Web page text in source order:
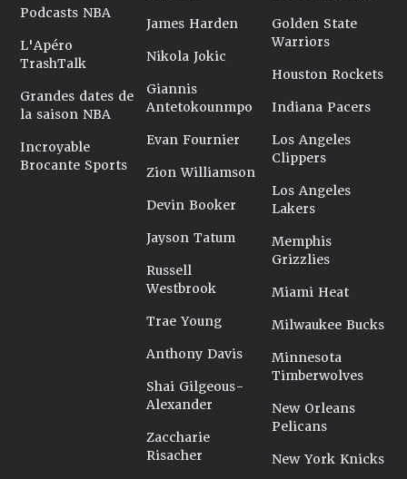
Podcasts NBA
L'Apéro
TrashTalk
Grandes dates de
la saison NBA
Incroyable
Brocante Sports
James Harden
Nikola Jokic
Giannis
Antetokounmpo
Evan Fournier
Zion Williamson
Devin Booker
Jayson Tatum
Russell
Westbrook
Trae Young
Anthony Davis
Shai Gilgeous-
Alexander
Zaccharie
Risacher
Golden State
Warriors
Houston Rockets
Indiana Pacers
Los Angeles
Clippers
Los Angeles
Lakers
Memphis
Grizzlies
Miami Heat
Milwaukee Bucks
Minnesota
Timberwolves
New Orleans
Pelicans
New York Knicks